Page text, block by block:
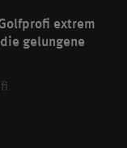
extrem
gelungene